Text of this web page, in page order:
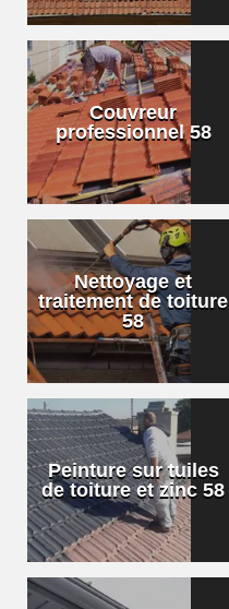
Couvreur
professionnel 58
Nettoyage et
traitement de toiture
58
Peinture sur tuiles
de toiture et zinc 58